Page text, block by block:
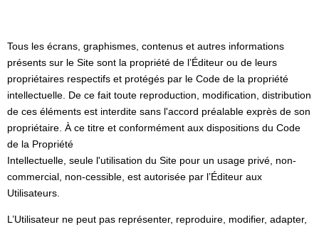
Tous les écrans, graphismes, contenus et autres informations
présents sur le Site sont la propriété de l’Éditeur ou de leurs
propriétaires respectifs et protégés par le Code de la propriété
intellectuelle. De ce fait toute reproduction, modification, distribution
de ces éléments est interdite sans l'accord préalable exprès de son
propriétaire. À ce titre et conformément aux dispositions du Code
de la Propriété
Intellectuelle, seule l'utilisation du Site pour un usage privé, non-
commercial, non-cessible, est autorisée par l’Éditeur aux
Utilisateurs.
L’Utilisateur ne peut pas représenter, reproduire, modifier, adapter,